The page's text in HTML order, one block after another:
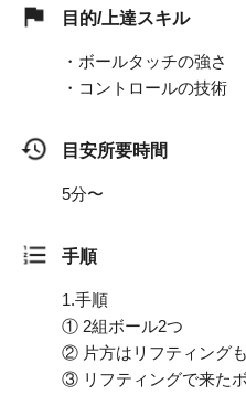
目的/上達スキル
・ボールタッチの強さ
・コントロールの技術
目安所要時間
5分〜
手順
1.手順
① 2組ボール2つ
② 片方はリフティング
③ リフティングで来た